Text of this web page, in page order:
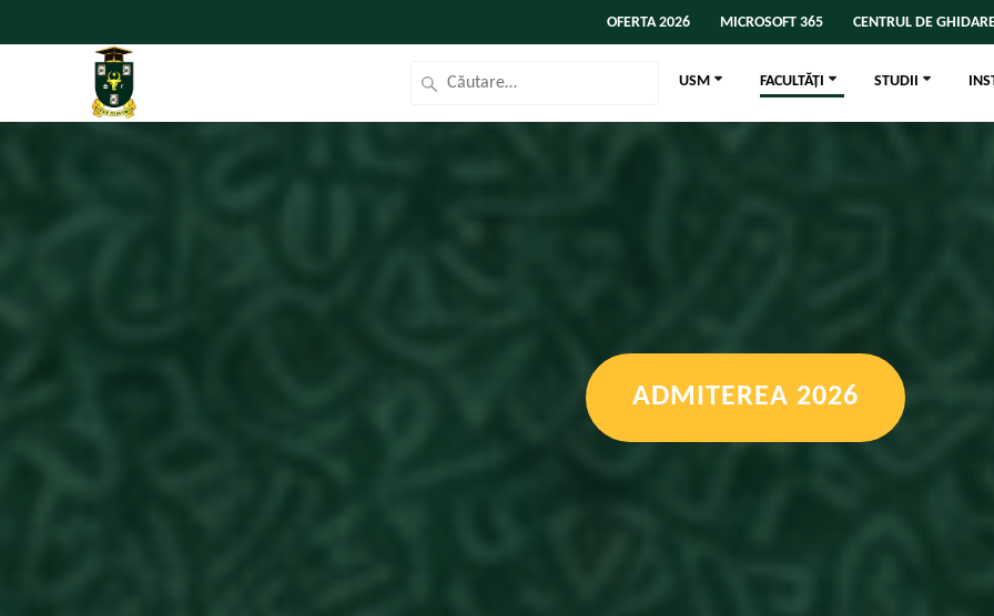
OFERTA 2026 MICROSOFT 365 CENTRUL DE
USM FACULTĂȚI STUDII
ADMITEREA 2026